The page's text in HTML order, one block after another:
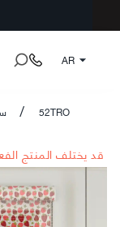
AR
/ 52TRO
*قد يختلف المنتج